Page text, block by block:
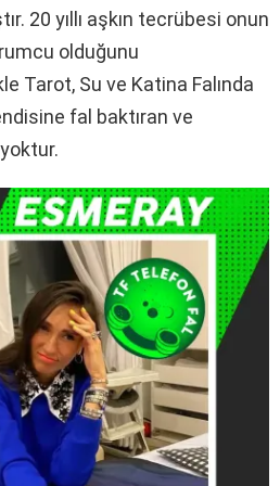
20 yıllı aşkın tecrübesi onun
olduğunu
Tarot, Su ve Katina Falında
fal baktıran ve